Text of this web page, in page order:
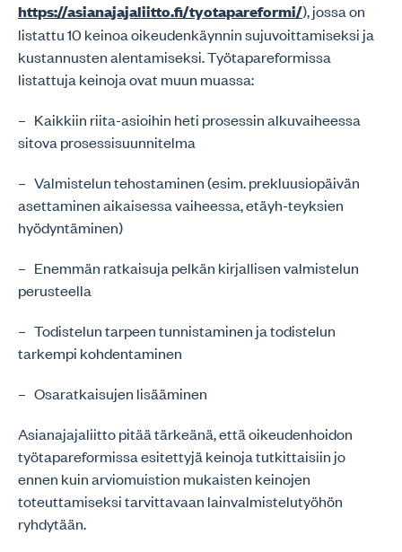
https://asianajajaliitto.fi/tyotapareformi/), jossa on
listattu 10 keinoa oikeudenkäynnin sujuvoittamiseksi ja
kustannusten alentamiseksi. Työtapareformissa
listattuja keinoja ovat muun muassa:
– Kaikkiin riita-asioihin heti prosessin alkuvaiheessa
sitova prosessisuunnitelma
– Valmistelun tehostaminen (esim. prekluusiopäivän
asettaminen aikaisessa vaiheessa, etäyh-teyksien
hyödyntäminen)
– Enemmän ratkaisuja pelkän kirjallisen valmistelun
perusteella
– Todistelun tarpeen tunnistaminen ja todistelun
tarkempi kohdentaminen
– Osaratkaisujen lisääminen
Asianajajaliitto pitää tärkeänä, että oikeudenhoidon
työtapareformissa esitettyjä keinoja tutkittaisiin jo
ennen kuin arviomuistion mukaisten keinojen
toteuttamiseksi tarvittavaan lainvalmistelutyöhön
ryhdytään.